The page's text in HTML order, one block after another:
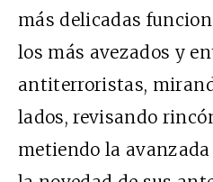
más delicadas
los más avezados y
antiterroristas,
lados, revisando
metiendo la